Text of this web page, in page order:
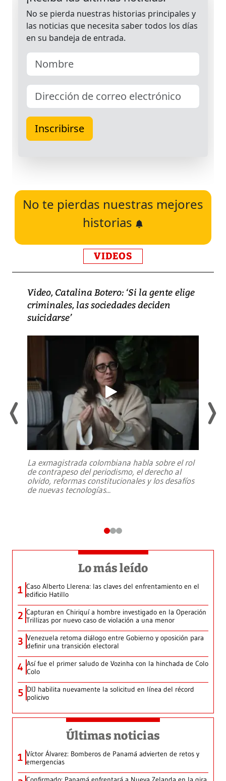
No te pierdas nuestras mejores
historias
VIDEOS
Video, Catalina Botero: ‘Si la gente elige
criminales, las sociedades deciden
suicidarse’
La exmagistrada colombiana habla sobre el rol
de contrapeso del periodismo, el derecho al
olvido, reformas constitucionales y los desafíos
de nuevas tecnologías...
Lo más leído
1 Caso Alberto Llerena: las claves del enfrentamiento en el
edificio Hatillo
2 Capturan en Chiriquí a hombre investigado en la Operación
Trillizas por nuevo caso de violación a una menor
3 Venezuela retoma diálogo entre Gobierno y oposición para
definir una transición electoral
4 Así fue el primer saludo de Vozinha con la hinchada de Colo
Colo
5 DIJ habilita nuevamente la solicitud en línea del récord
policivo
Últimas noticias
1 Víctor Álvarez: Bomberos de Panamá advierten de retos y
emergencias